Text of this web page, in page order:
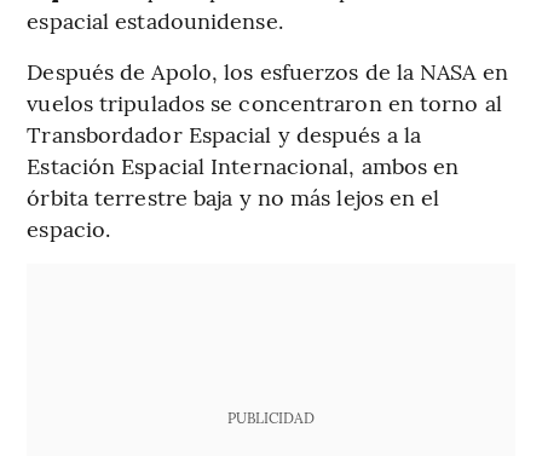
espacial estadounidense.
Después de Apolo, los esfuerzos de la NASA en
vuelos tripulados se concentraron en torno al
Transbordador Espacial y después a la
Estación Espacial Internacional, ambos en
órbita terrestre baja y no más lejos en el
espacio.
PUBLICIDAD